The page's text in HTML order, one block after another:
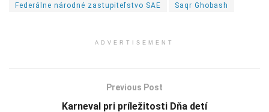
Federálne národné zastupiteľstvo SAE Saqr Ghobash
ADVERTISEMENT
Previous Post
Karneval pri príležitosti Dňa detí